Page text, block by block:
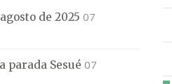
de 2025 07
parada Sesué 07